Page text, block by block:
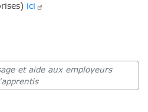
ici
et aide aux employeurs